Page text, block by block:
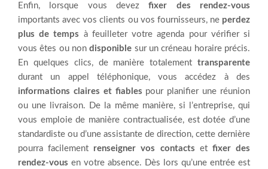
Enfin, lorsque vous devezfixer des rendez-vous
importants avec vos clients ou vos fournisseurs, ne perdez
plus de temps à feuilleter votre agenda pour vérifier si
vous êtes ou nondisponible sur un créneau horaire précis.
En quelques clics, de manière totalement transparente
durant un appel téléphonique, vous accédez à des
informations claires et fiables pour planifier une réunion
ou une livraison. De la même manière, si l’entreprise, qui
vous emploie de manière contractualisée, est dotée d’une
standardiste ou d’une assistante de direction, cette dernière
pourra facilement renseigner vos contacts et fixer des
rendez-vous en votre absence. Dès lors qu’une entrée est